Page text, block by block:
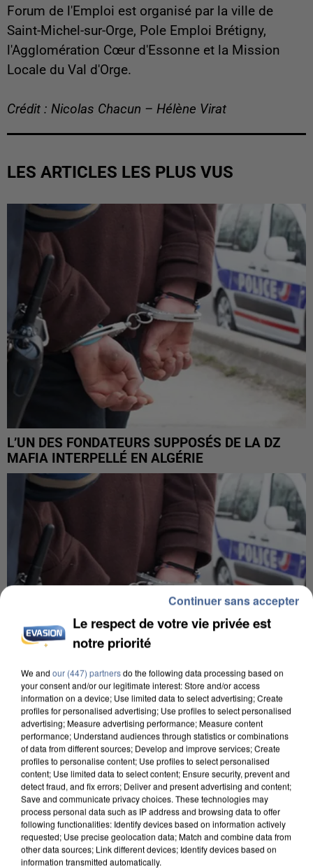
Forum de l'Emploi est organisé par la ville de
Saint-Michel-sur-Orge, Pole Emploi Brétigny,
l'Agglomération Cœur d'Essonne et la Mission
Locale du Val d'Orge.
Crédit : Nicolas Chacun – Hélène Virat
LES ARTICLES LES PLUS VUS
L’UN DES FONDATEURS SUPPOSÉS DE LA DZ
MAFIA INTERPELLÉ EN ALGÉRIE
UN SECOND CADRE DE LA DZ MAFIA
INTERPELLÉ EN ALGÉRIE
Le respect de votre vie privée est
notre priorité
We and our (447) partnersdo the following data processing based on
your consent and/or our legitimate interest: Store and/or access
information on a device; Use limited data to select advertising; Create
profiles for personalised advertising; Use profiles to select personalised
advertising; Measure advertising performance; Measure content
performance; Understand audiences through statistics or combinations
of data from different sources; Develop and improve services; Create
profiles to personalise content; Use profiles to select personalised
content; Use limited data to select content; Ensure security, prevent and
detect fraud, and fix errors; Deliver and present advertising and content;
Save and communicate privacy choices. These technologies may
process personal data such as IP address and browsing data to offer
following functionalities: Identify devices based on information actively
requested; Use precise geolocation data; Match and combine data from
other data sources; Link different devices; Identify devices based on
information transmitted automatically.
Continuer sans accepter